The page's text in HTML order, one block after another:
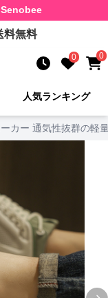
Senobee
料無料
0 0
人気ランキング
カー 通気性抜群の軽